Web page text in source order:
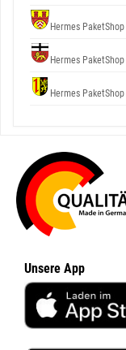
Hermes PaketShop
Hermes PaketShop
Hermes PaketShop
Unsere App